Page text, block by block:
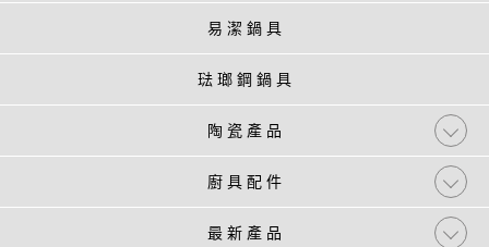
易 潔 鍋 具
琺 瑯 鋼 鍋 具
陶 瓷 產 品
廚 具 配 件
最 新 產 品